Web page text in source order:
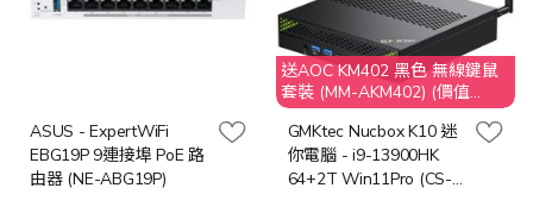
ASUS - ExpertWiFi
EBG19P 9連接埠 PoE 路
由器 (NE-ABG19P)
送AOC KM402 黑色 無線鍵鼠
套裝 (MM-AKM402) (價值
$149)
GMKtec Nucbox K10 迷
你電腦 - i9-13900HK
64+2T Win11Pro (CS-